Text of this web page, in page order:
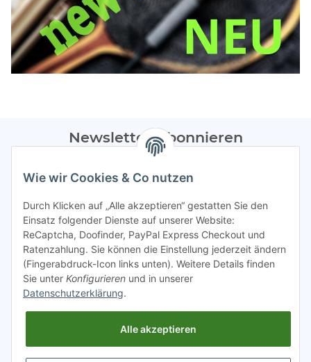
Newsletter Abonnieren
Bitte sendet mir entsprechend eurer
regelmäßig Infos zu euren Aktionen per E-Mail zu.
Abonnieren
Spamschutz aktiv
Gesetzliche Informationen
Wie wir Cookies & Co nutzen
Durch Klicken auf „Alle akzeptieren“ gestatten Sie den
Einsatz folgender Dienste auf unserer Website:
ReCaptcha, Doofinder, PayPal Express Checkout und
Ratenzahlung. Sie können die Einstellung jederzeit ändern
(Fingerabdruck-Icon links unten). Weitere Details finden
Sie unter Konfigurieren und in unserer
Datenschutzerklärung.
Alle akzeptieren